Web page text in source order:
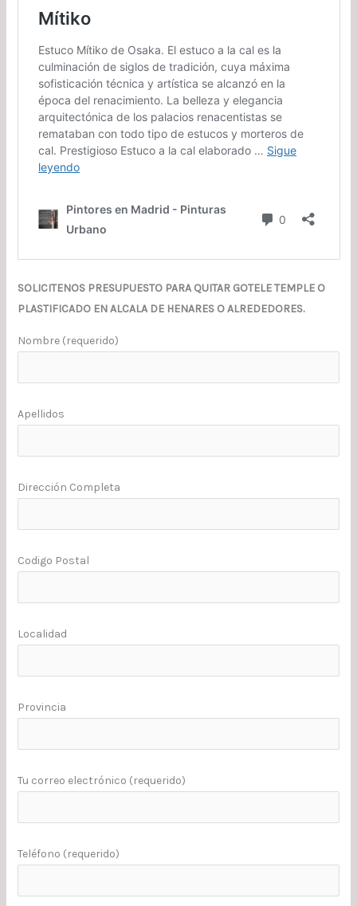
SOLICITENOS PRESUPUESTO PARA QUITAR GOTELE TEMPLE O
PLASTIFICADO EN ALCALA DE HENARES O ALREDEDORES.
Nombre (requerido)
Apellidos
Dirección Completa
Codigo Postal
Localidad
Provincia
Tu correo electrónico (requerido)
Teléfono (requerido)